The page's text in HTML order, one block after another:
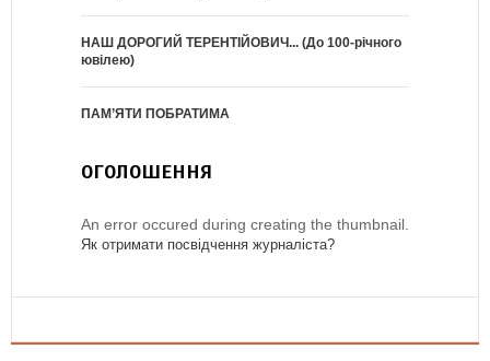
НАШ ДОРОГИЙ ТЕРЕНТІЙОВИЧ... (До 100-річного
ювілею)
ПАМ’ЯТИ ПОБРАТИМА
ОГОЛОШЕННЯ
An error occured during creating the thumbnail.
Як отримати посвідчення журналіста?